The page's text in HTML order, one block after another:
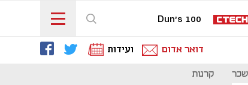
Dun's 100
דואר אדום ועידות
קרנות